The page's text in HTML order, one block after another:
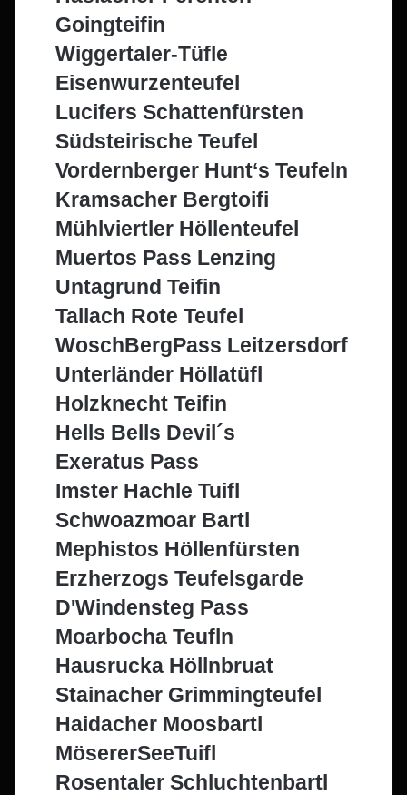
Goingteifin
Wiggertaler-Tüfle
Eisenwurzenteufel
Lucifers Schattenfürsten
Südsteirische Teufel
Vordernberger Hunt‘s Teufeln
Kramsacher Bergtoifi
Mühlviertler Höllenteufel
Muertos Pass Lenzing
Untagrund Teifin
Tallach Rote Teufel
WoschBergPass Leitzersdorf
Unterländer Höllatüfl
Holzknecht Teifin
Hells Bells Devil´s
Exeratus Pass
Imster Hachle Tuifl
Schwoazmoar Bartl
Mephistos Höllenfürsten
Erzherzogs Teufelsgarde
D'Windensteg Pass
Moarbocha Teufln
Hausrucka Höllnbruat
Stainacher Grimmingteufel
Haidacher Moosbartl
MösererSeeTuifl
Rosentaler Schluchtenbartl